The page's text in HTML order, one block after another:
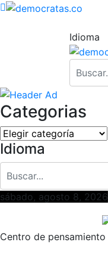
Idioma
Categorias
Categorias
Idioma
sábado, agosto 8, 2026
Centro de